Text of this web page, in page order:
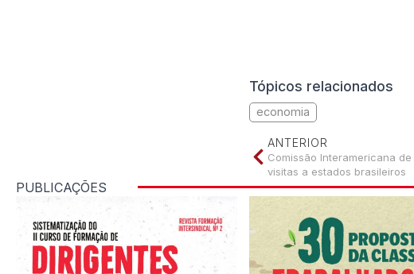
Tópicos relacionados
economia
ANTERIOR
Comissão Interamericana
visitas a estados brasileiros
PUBLICAÇÕES